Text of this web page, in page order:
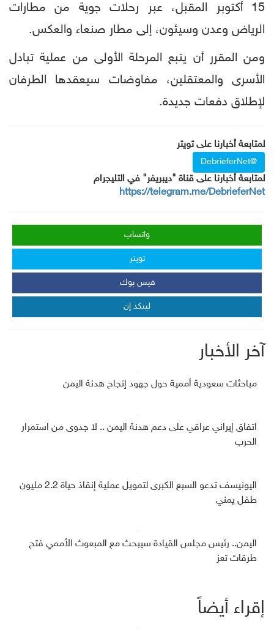
15 أكتوبر المقبل، عبر رحلات جوية من مطارات
الرياض وعدن وسيئون، إلى مطار صنعاء والعكس.
ومن المقرر أن يتبع المرحلة الأولى من عملية تبادل
الأسرى والمعتقلين، مفاوضات سيعقدها الطرفان
لإطلاق دفعات جديدة.
لمتابعة أخبارنا على تويتر
@DebrieferNet
لمتابعة أخبارنا على قناة "ديبريفر" في التليجرام
https://telegram.me/DebrieferNet
واتساب
تويتر
فيس بوك
لينكد إن
آخر الأخبار
مباحثات سعودية أممية حول جهود إنجاح هدنة اليمن
اتفاق إيراني عراقي على دعم هدنة اليمن .. لا جدوى من استمرار
الحرب
اليونيسف تدعو السبع الكبرى لتمويل عملية إنقاذ حياة 2.2 مليون
طفل يمني
اليمن.. رئيس مجلس القيادة سيبحث مع المبعوث الأممي فتح
طرقات تعز
إقراء أيضاً